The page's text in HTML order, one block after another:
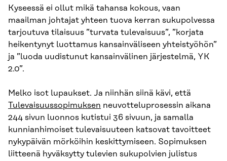
Kyseessä ei ollut mikä tahansa kokous, vaan
maailman johtajat yhteen tuova kerran sukupolvessa
tarjoutuva tilaisuus ”turvata tulevaisuus”, ”korjata
heikentynyt luottamus kansainväliseen yhteistyöhön”
ja ”luoda uudistunut kansainvälinen järjestelmä, YK
2.0”.
Melko isot lupaukset. Ja niinhän siinä kävi, että
Tulevaisuussopimuksen neuvotteluprosessin aikana
244 sivun luonnos kutistui 36 sivuun, ja samalla
kunnianhimoiset tulevaisuuteen katsovat tavoitteet
nykypäivän mörköihin keskittymiseen. Sopimuksen
liitteenä hyväksytty tulevien sukupolvien julistus